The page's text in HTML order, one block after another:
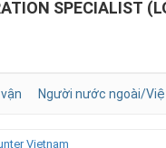
SPECIALIST
Người nước ngoài/
Vietnam